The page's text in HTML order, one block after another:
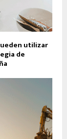
utilizar
de